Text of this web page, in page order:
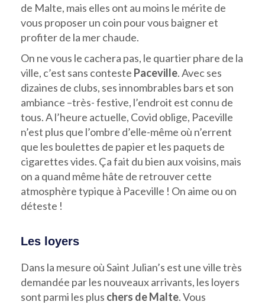
de Malte, mais elles ont au moins le mérite de
vous proposer un coin pour vous baigner et
profiter de la mer chaude.
On ne vous le cachera pas, le quartier phare de la
ville, c’est sans conteste Paceville. Avec ses
dizaines de clubs, ses innombrables bars et son
ambiance –très- festive, l’endroit est connu de
tous. A l’heure actuelle, Covid oblige, Paceville
n’est plus que l’ombre d’elle-même où n’errent
que les boulettes de papier et les paquets de
cigarettes vides. Ça fait du bien aux voisins, mais
on a quand même hâte de retrouver cette
atmosphère typique à Paceville ! On aime ou on
déteste !
Les loyers
Dans la mesure où Saint Julian’s est une ville très
demandée par les nouveaux arrivants, les loyers
sont parmi les plus chers de Malte. Vous